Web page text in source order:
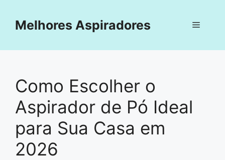
paraMelhores Aspiradores Menu
Como Escolher o
Aspirador de Pó Ideal
para Sua Casa em
2026